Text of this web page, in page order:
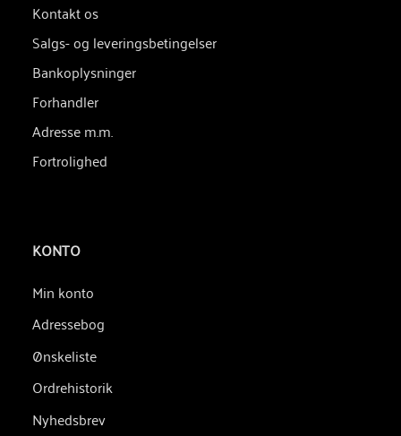
Kontakt os
Salgs- og leveringsbetingelser
Bankoplysninger
Forhandler
Adresse m.m.
Fortrolighed
KONTO
Min konto
Adressebog
Ønskeliste
Ordrehistorik
Nyhedsbrev